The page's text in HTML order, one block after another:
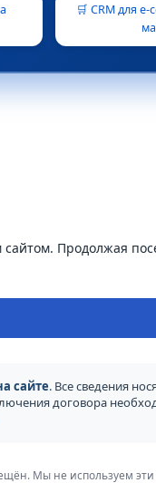
🛒 CRM для
Продолжая
сайте. Все сведения
договора
Мы не используем